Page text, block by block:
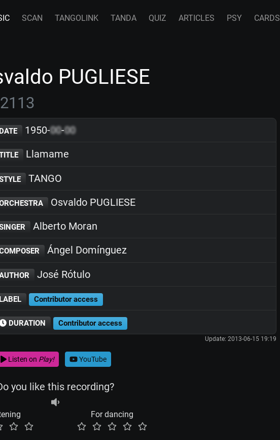
SCAN TANGOLINK TANDA QUIZ ARTICLES PSY CARDS
PUGLIESE
DATE 1950-00-00
Llamame
TANGO
Osvaldo PUGLIESE
Alberto Moran
Ángel Domínguez
José Rótulo
LABEL Contributor access
DURATION Contributor access
Update: 2013-06-15 19:19
Listen on Play! YouTube
you like this recording?
For dancing